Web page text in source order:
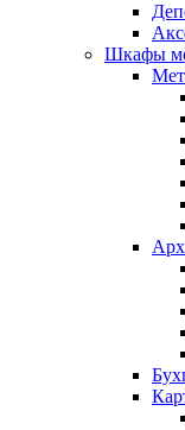
Шкафы